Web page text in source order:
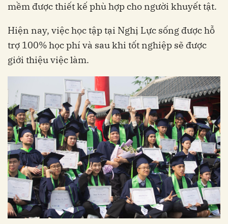
mềm được thiết kế phù hợp cho người khuyết tật.
Hiện nay, việc học tập tại Nghị Lực sống được hỗ
trợ 100% học phí và sau khi tốt nghiệp sẽ được
giới thiệu việc làm.